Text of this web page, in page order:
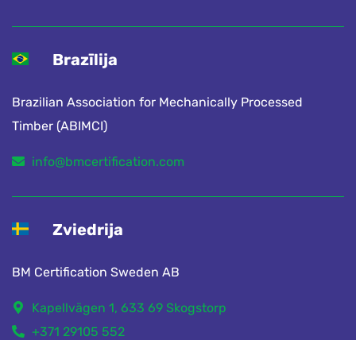
Brazīlija
Brazilian Association for Mechanically Processed
Timber (ABIMCI)
info@bmcertification.com
Zviedrija
BM Certification Sweden AB
Kapellvägen 1, 633 69 Skogstorp
+371 29105 552